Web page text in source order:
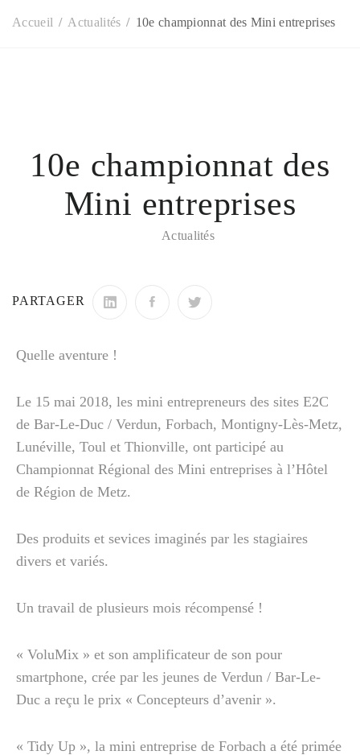
Accueil Actualités 10e championnat des Mini entreprises
10e championnat des
Mini entreprises
Actualités
PARTAGER
Quelle aventure !
Le 15 mai 2018, les mini entrepreneurs des sites E2C
de Bar-Le-Duc / Verdun, Forbach, Montigny-Lès-Metz,
Lunéville, Toul et Thionville, ont participé au
Championnat Régional des Mini entreprises à l’Hôtel
de Région de Metz.
Des produits et sevices imaginés par les stagiaires
divers et variés.
Un travail de plusieurs mois récompensé !
« VoluMix » et son amplificateur de son pour
smartphone, crée par les jeunes de Verdun / Bar-Le-
Duc a reçu le prix « Concepteurs d’avenir ».
« Tidy Up », la mini entreprise de Forbach a été primée